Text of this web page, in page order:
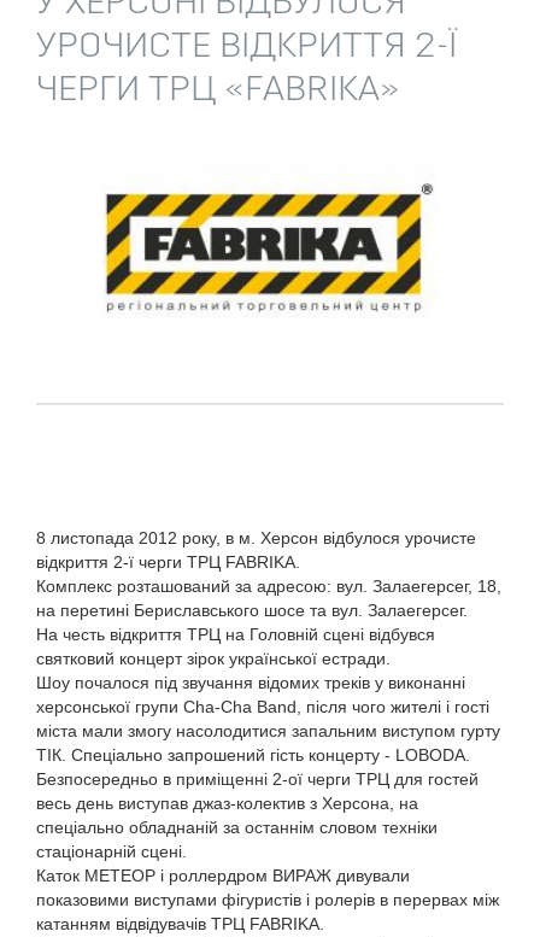
УРОЧИСТЕ ВІДКРИТТЯ 2-Ї
ЧЕРГИ ТРЦ «FABRIKA»
8 листопада 2012 року, в м. Херсон відбулося урочисте
відкриття 2-ї черги ТРЦ FABRIKA.
Комплекс розташований за адресою: вул. Залаегерсег, 18,
на перетині Бериславського шосе та вул. Залаегерсег.
На честь відкриття ТРЦ на Головній сцені відбувся
святковий концерт зірок української естради.
Шоу почалося під звучання відомих треків у виконанні
херсонської групи Cha-Сha Band, після чого жителі і гості
міста мали змогу насолодитися запальним виступом гурту
ТІК. Спеціально запрошений гість концерту - LOBODA.
Безпосередньо в приміщенні 2-ої черги ТРЦ для гостей
весь день виступав джаз-колектив з Херсона, на
спеціально обладнаній за останнім словом техніки
стаціонарній сцені.
Каток МЕТЕОР і роллердром ВИРАЖ дивували
показовими виступами фігуристів і ролерів в перервах між
катанням відвідувачів ТРЦ FABRIKA.